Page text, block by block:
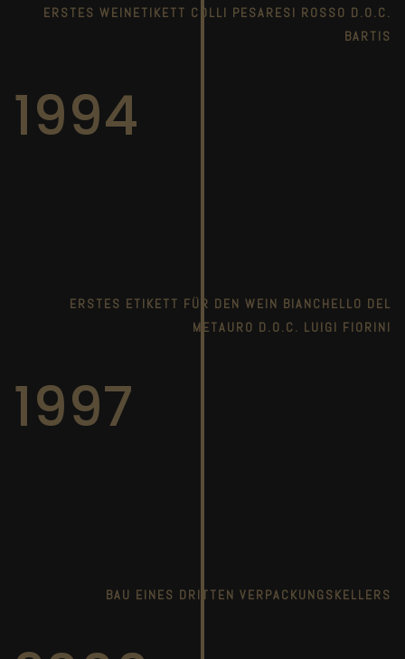
ERSTES WEINETIKETT COLLI PESARESI ROSSO D.O.C.
BARTIS
1994
ERSTES ETIKETT FÜR DEN WEIN BIANCHELLO DEL
METAURO D.O.C. LUIGI FIORINI
1997
BAU EINES DRITTEN VERPACKUNGSKELLERS